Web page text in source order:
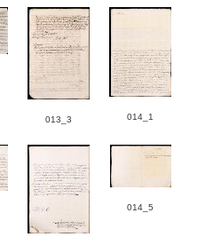
013_3 014_1
014_5